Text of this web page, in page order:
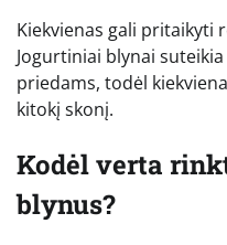
Kiekvienas gali pritaikyti
Jogurtiniai blynai
priedams, todėl
kitokį skonį.
Kodėl verta
blynus?